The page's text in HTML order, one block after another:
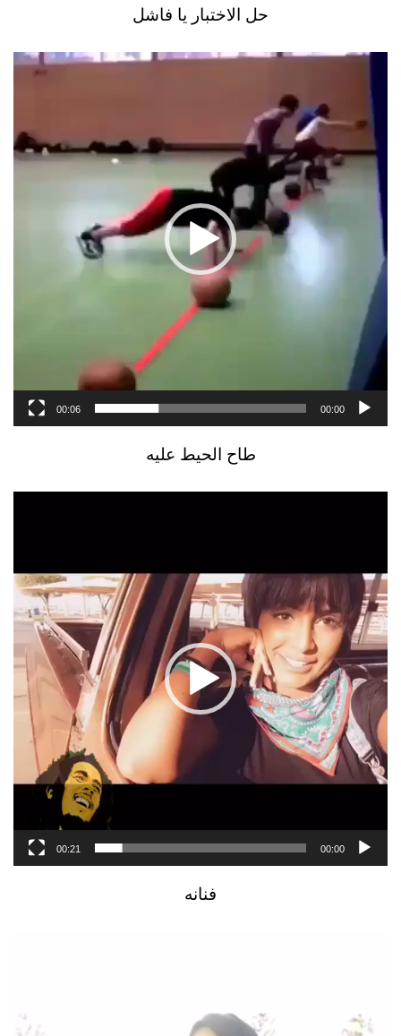
حل الاختبار يا فاشل
مشغل
00:00
00:06
طاح الحيط عليه
00:00
00:21
فنانه